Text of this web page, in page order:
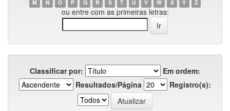
M
N O P Q R S T U V W X Y Z
ou entre com as primeiras letras:
Classificar por:
Em ordem:
Resultados/Página
Registro(s):